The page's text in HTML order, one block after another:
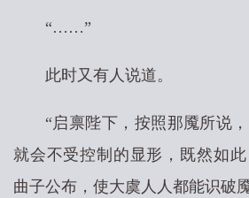
“……”
此时又有人说道。
“启禀陛下，按照那魇所说
就会不受控制的显形，既然如
曲子公布，使大虞人人都能识破